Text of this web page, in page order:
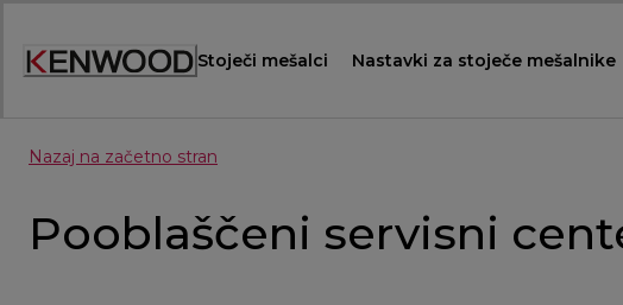
Content
Stoječi mešalci Nastavki za stoječe mešalnike
Nazaj na začetno stran
Pooblaščeni servisni